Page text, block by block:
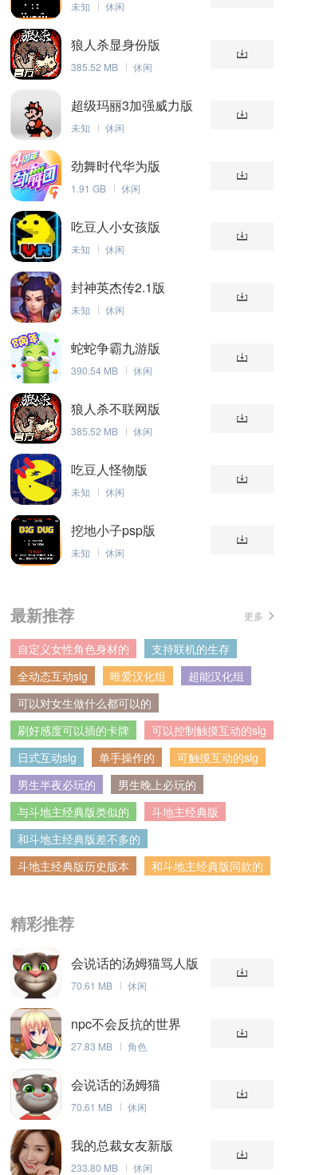
未知 休闲
狼人杀显身份版
385.52 MB 休闲
超级玛丽3加强威力版
未知 休闲
劲舞时代华为版
1.91 GB 休闲
吃豆人小女孩版
未知 休闲
封神英杰传2.1版
未知 休闲
蛇蛇争霸九游版
390.54 MB 休闲
狼人杀不联网版
385.52 MB 休闲
吃豆人怪物版
未知 休闲
挖地小子psp版
未知 休闲
最新推荐 更多
自定义女性角色身材的
支持联机的生存
全动态互动slg
唯爱汉化组
超能汉化组
可以对女生做什么都可以的
刷好感度可以插的卡牌
可以控制触摸互动的slg
日式互动slg
单手操作的
可触摸互动的slg
男生半夜必玩的
男生晚上必玩的
与斗地主经典版类似的
斗地主经典版
和斗地主经典版差不多的
斗地主经典版历史版本
和斗地主经典版同款的
精彩推荐
会说话的汤姆猫骂人版
70.61 MB 休闲
npc不会反抗的世界
27.83 MB 角色
会说话的汤姆猫
70.61 MB 休闲
我的总裁女友新版
233.80 MB 休闲